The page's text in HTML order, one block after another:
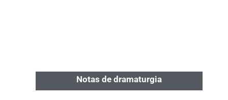
Notas de dramaturgia